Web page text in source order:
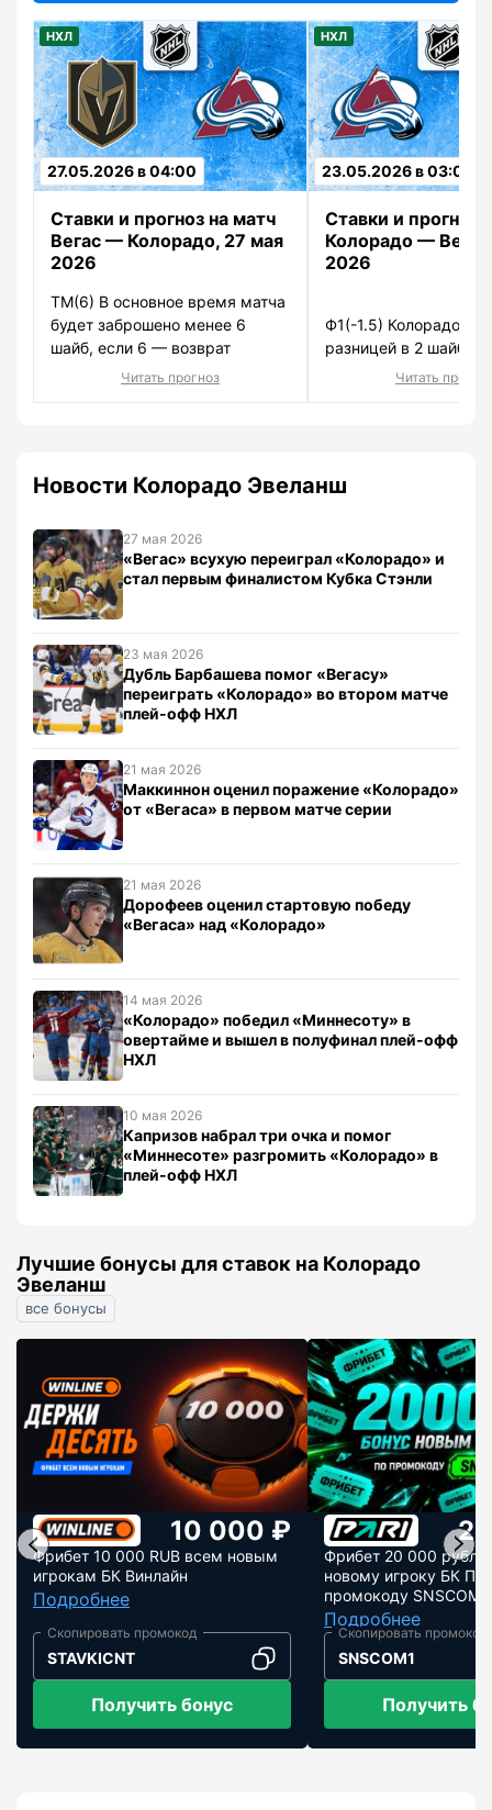
НХЛ
27.05.2026 в 04:00
Ставки и прогноз на матч
Вегас — Колорадо, 27 мая
2026
ТМ(6) В основное время матча
будет заброшено менее 6
шайб, если 6 — возврат
Читать прогноз
НХЛ
23.05.2026 в 03:00
Ставки и прогноз
Колорадо —
2026
Ф1(-1.5) Колорадо
разницей в 2 шайбы
Читать
Новости Колорадо Эвеланш
27 мая 2026
«Вегас» всухую переиграл «Колорадо» и
стал первым финалистом Кубка Стэнли
23 мая 2026
Дубль Барбашева помог «Вегасу»
переиграть «Колорадо» во втором матче
плей-офф НХЛ
21 мая 2026
Маккиннон оценил поражение «Колорадо»
от «Вегаса» в первом матче серии
21 мая 2026
Дорофеев оценил стартовую победу
«Вегаса» над «Колорадо»
14 мая 2026
«Колорадо» победил «Миннесоту» в
овертайме и вышел в полуфинал плей-офф
НХЛ
10 мая 2026
Капризов набрал три очка и помог
«Миннесоте» разгромить «Колорадо» в
плей-офф НХЛ
Лучшие бонусы для ставок на Колорадо
Эвеланш
все бонусы
10 000 ₽
Фрибет 10 000 RUB всем новым
игрокам БК Винлайн
Подробнее
STAVKICNT
Получить бонус
Фрибет 20 000
новому игроку БК
промокоду SNSCOM1
Подробнее
SNSCOM1
Получить